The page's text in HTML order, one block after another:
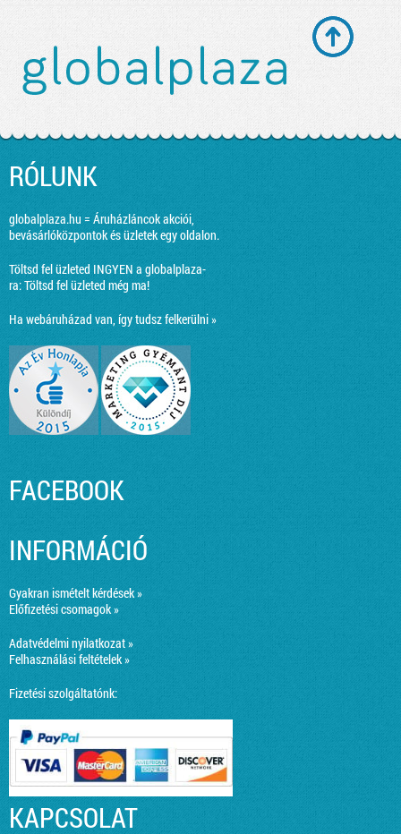
RÓLUNK
globalplaza.hu = Áruházláncok akciói,
bevásárlóközpontok és üzletek egy oldalon.
Töltsd fel üzleted INGYEN a globalplaza-
ra:Töltsd fel üzleted még ma!
Ha webáruházad van, így tudsz felkerülni »
FACEBOOK
INFORMÁCIÓ
Gyakran ismételt kérdések »
Előfizetési csomagok »
Adatvédelmi nyilatkozat »
Felhasználási feltételek »
Fizetési szolgáltatónk:
KAPCSOLAT